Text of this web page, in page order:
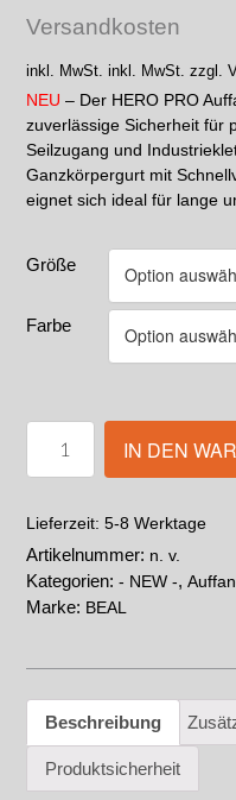
Versandkosten
inkl. MwSt. inkl. MwSt. zzgl.
NEU – Der HERO PRO
zuverlässige Sicherheit für
Seilzugang und
Ganzkörpergurt mit
eignet sich ideal für lange
Größe
Farbe
IN DEN
Lieferzeit: 5-8 Werktage
Artikelnummer: n. v.
Kategorien: - NEW -,
Marke: BEAL
Beschreibung
Produktsicherheit